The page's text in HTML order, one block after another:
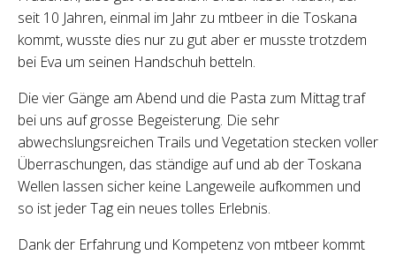
seit 10 Jahren, einmal im Jahr zu mtbeer in die Toskana
kommt, wusste dies nur zu gut aber er musste trotzdem
bei Eva um seinen Handschuh betteln.
Die vier Gänge am Abend und die Pasta zum Mittag traf
bei uns auf grosse Begeisterung. Die sehr
abwechslungsreichen Trails und Vegetation stecken voller
Überraschungen, das ständige auf und ab der Toskana
Wellen lassen sicher keine Langeweile aufkommen und
so ist jeder Tag ein neues tolles Erlebnis.
Dank der Erfahrung und Kompetenz von mtbeer kommt